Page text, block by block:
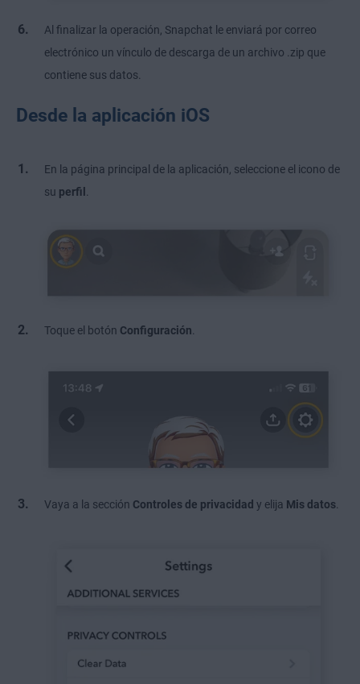
Al finalizar la operación, Snapchat le enviará por correo
electrónico un vínculo de descarga de un archivo .zip que
contiene sus datos.
Desde la aplicación iOS
En la página principal de la aplicación, seleccione el icono de
su perfil .
Toque el botón Configuración
Vaya a la sección Controles de privacidad y elija Mis datos.